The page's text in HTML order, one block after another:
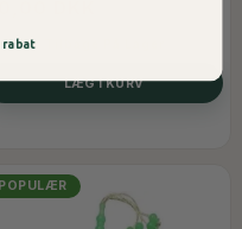
5 Stk Tilbage På Lager
LÆG I KURV
POPULÆR
rabat